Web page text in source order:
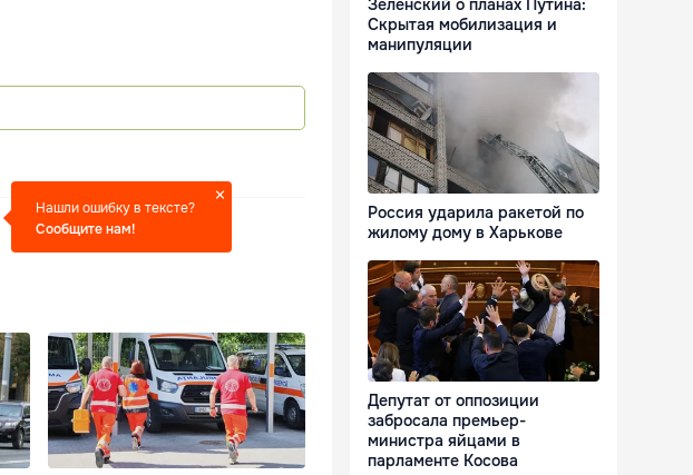
Нашли ошибку в тексте?
Сообщите нам!
Зеленский о планах Путина:
Скрытая мобилизация и
манипуляции
Россия ударила ракетой по
жилому дому в Харькове
Депутат от оппозиции
забросала премьер-
министра яйцами в
парламенте Косова